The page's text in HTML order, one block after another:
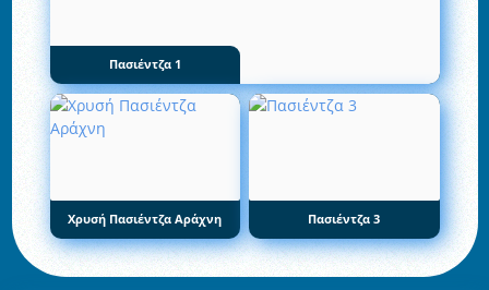
Πασιέντζα 1
Χρυσή Πασιέντζα Αράχνη Πασιέντζα 3